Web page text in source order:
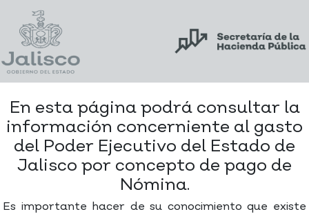
En esta página podrá consultar la
información concerniente al gasto
del Poder Ejecutivo del Estado de
Jalisco por concepto de pago de
Nómina.
Es importante hacer de su conocimiento que existe